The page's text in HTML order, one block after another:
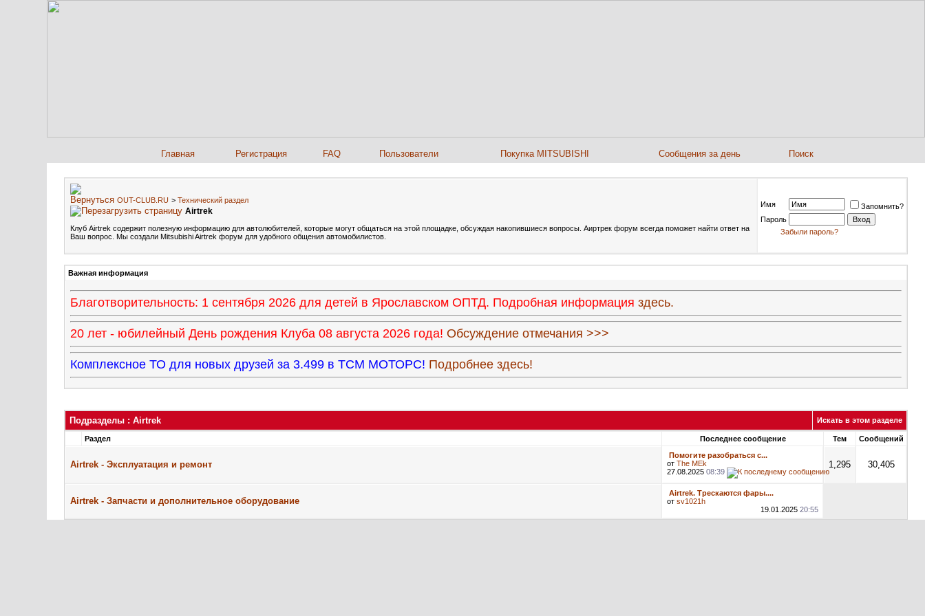
Главная Регистрация FAQ Пользователи Покупка MITSUBISHI Сообщения за день Поиск
OUT-CLUB.RU > Технический раздел
Airtrek
Клуб Airtrek содержит полезную информацию для автолюбителей, которые могут общаться на этой площадке, обсуждая накопившиеся вопросы. Аиртрек форум всегда поможет найти ответ на
Ваш вопрос. Мы создали Mitsubishi Airtrek форум для удобного общения автомобилистов.
Имя
Запомнить?
Пароль
Забыли пароль?
Важная информация
Благотворительность: 1 сентября 2026 для детей в Ярославском ОПТД. Подробная информация здесь.
20 лет - юбилейный День рождения Клуба 08 августа 2026 года! Обсуждение отмечания >>>
Комплексное ТО для новых друзей за 3.499 в ТСМ МОТОРС! Подробнее здесь!
Подразделы : Airtrek Искать в этом разделе
Раздел Последнее сообщение Тем Сообщений
Airtrek - Эксплуатация и ремонт
Помогите разобраться с...
от The MEk
27.08.2025 08:39
1,295 30,405
Airtrek - Запчасти и дополнительное оборудование
Airtrek. Трескаются фары....
от sv1021h
19.01.2025 20:55